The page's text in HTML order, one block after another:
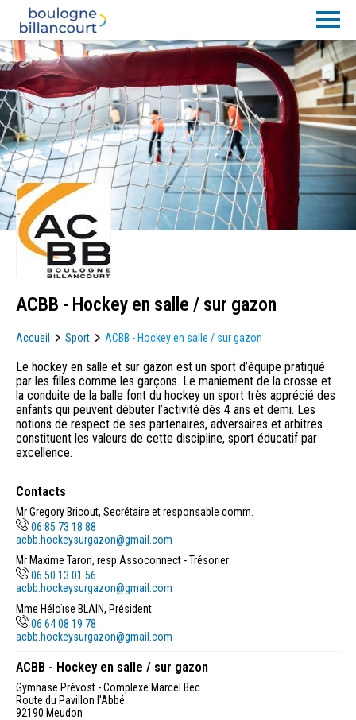
ACBB - Hockey en salle / sur gazon
Accueil Sport ACBB - Hockey en salle / sur gazon
Le hockey en salle et sur gazon est un sport d’équipe pratiqué
par les filles comme les garçons. Le maniement de la crosse et
la conduite de la balle font du hockey un sport très apprécié des
enfants qui peuvent débuter l’activité dès 4 ans et demi. Les
notions de respect de ses partenaires, adversaires et arbitres
constituent les valeurs de cette discipline, sport éducatif par
excellence.
Contacts
Mr Gregory Bricout, Secrétaire et responsable comm.
06 85 73 18 88
acbb.hockeysurgazon@gmail.com
Mr Maxime Taron, resp.Assoconnect - Trésorier
06 50 13 01 56
acbb.hockeysurgazon@gmail.com
Mme Héloïse BLAIN, Président
06 64 08 19 78
acbb.hockeysurgazon@gmail.com
ACBB - Hockey en salle / sur gazon
Gymnase Prévost - Complexe Marcel Bec
Route du Pavillon l'Abbé
92190 Meudon